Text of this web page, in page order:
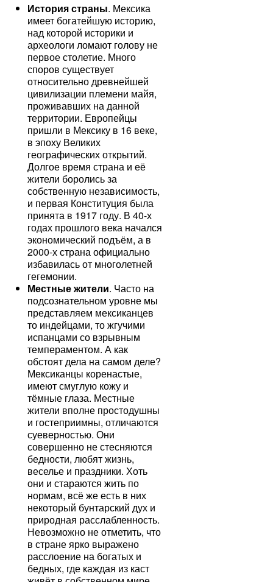
История страны. Мексика
имеет богатейшую историю,
над которой историки и
археологи ломают голову не
первое столетие. Много
споров существует
относительно древнейшей
цивилизации племени майя,
проживавших на данной
территории. Европейцы
пришли в Мексику в 16 веке,
в эпоху Великих
географических открытий.
Долгое время страна и её
жители боролись за
собственную независимость,
и первая Конституция была
принята в 1917 году. В 40-х
годах прошлого века начался
экономический подъём, а в
2000-х страна официально
избавилась от многолетней
гегемонии.
Местные жители. Часто на
подсознательном уровне мы
представляем мексиканцев
то индейцами, то жгучими
испанцами со взрывным
темпераментом. А как
обстоят дела на самом деле?
Мексиканцы коренастые,
имеют смуглую кожу и
тёмные глаза. Местные
жители вполне простодушны
и гостеприимны, отличаются
суеверностью. Они
совершенно не стесняются
бедности, любят жизнь,
веселье и праздники. Хоть
они и стараются жить по
нормам, всё же есть в них
некоторый бунтарский дух и
природная расслабленность.
Невозможно не отметить, что
в стране ярко выражено
расслоение на богатых и
бедных, где каждая из каст